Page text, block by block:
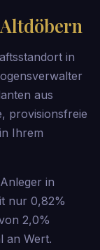
Altdöbern
in
aus
provisionsfreie
Ihrem
in
nur 0,82%
2,0%
an Wert.